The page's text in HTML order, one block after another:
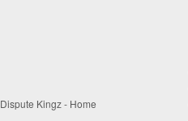
Dispute Kingz - Home